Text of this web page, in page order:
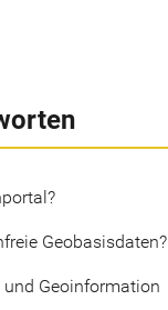
Geobasisdaten?
und Geoinformation